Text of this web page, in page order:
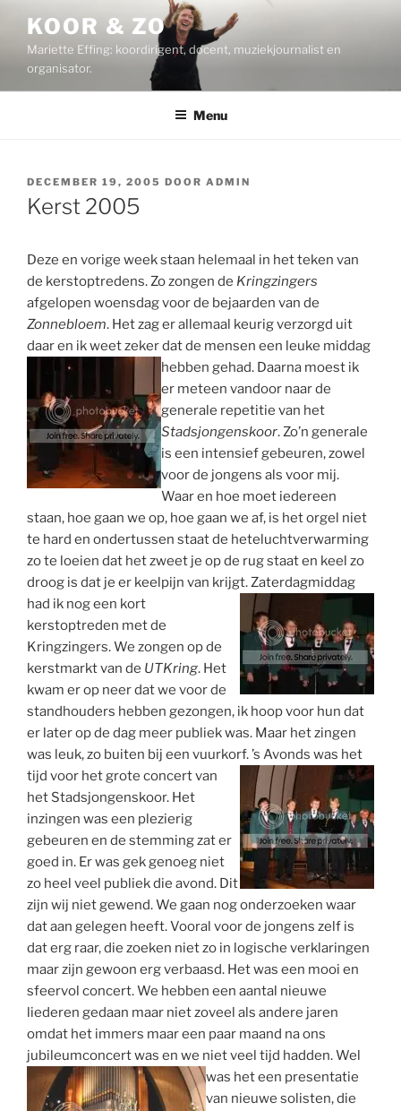
inhoud
KOOR & ZO
Mariette Effing: koordirigent, docent, muziekjournalist en
organisator.
Menu
GEPLAATST
OP
DECEMBER 19, 2005 DOOR ADMIN
Kerst 2005
Deze en vorige week staan helemaal in het teken van
de kerstoptredens. Zo zongen de Kringzingers
afgelopen woensdag voor de bejaarden van de
Zonnebloem. Het zag er allemaal keurig verzorgd uit
daar en ik weet zeker dat de mensen een leuke middag
hebben gehad. Daarna moest ik
er meteen vandoor naar de
generale repetitie van het
Stadsjongenskoor. Zo’n generale
is een intensief gebeuren, zowel
voor de jongens als voor mij.
Waar en hoe moet iedereen
staan, hoe gaan we op, hoe gaan we af, is het orgel niet
te hard en ondertussen staat de heteluchtverwarming
zo te loeien dat het zweet je op de rug staat en keel zo
droog is dat je er keelpijn van krijgt.Zaterdagmiddag
had ik nog een kort
kerstoptreden met de
Kringzingers. We zongen op de
kerstmarkt van de UTKring. Het
kwam er op neer dat we voor de
standhouders hebben gezongen, ik hoop voor hun dat
er later op de dag meer publiek was. Maar het zingen
was leuk, zo buiten bij een vuurkorf.’s Avonds was het
tijd voor het grote concert van
het Stadsjongenskoor. Het
inzingen was een plezierig
gebeuren en de stemming zat er
goed in. Er was gek genoeg niet
zo heel veel publiek die avond. Dit
zijn wij niet gewend. We gaan nog onderzoeken waar
dat aan gelegen heeft. Vooral voor de jongens zelf is
dat erg raar, die zoeken niet zo in logische verklaringen
maar zijn gewoon erg verbaasd. Het was een mooi en
sfeervol concert. We hebben een aantal nieuwe
liederen gedaan maar niet zoveel als andere jaren
omdat het immers maar een paar maand na ons
jubileumconcert was en we niet veel tijd hadden.Wel
was het een presentatie
van nieuwe solisten, die